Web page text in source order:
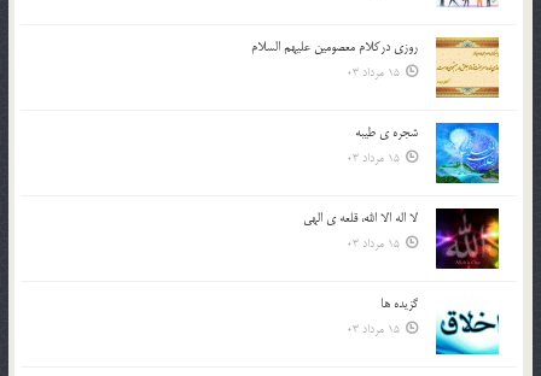
روزي دركلام معصومين عليهم السلام
15 مرداد 03
شجره ي طيبه
15 مرداد 03
لا اله الا الله، قلعه ي الهي
15 مرداد 03
گزيده ها
15 مرداد 03